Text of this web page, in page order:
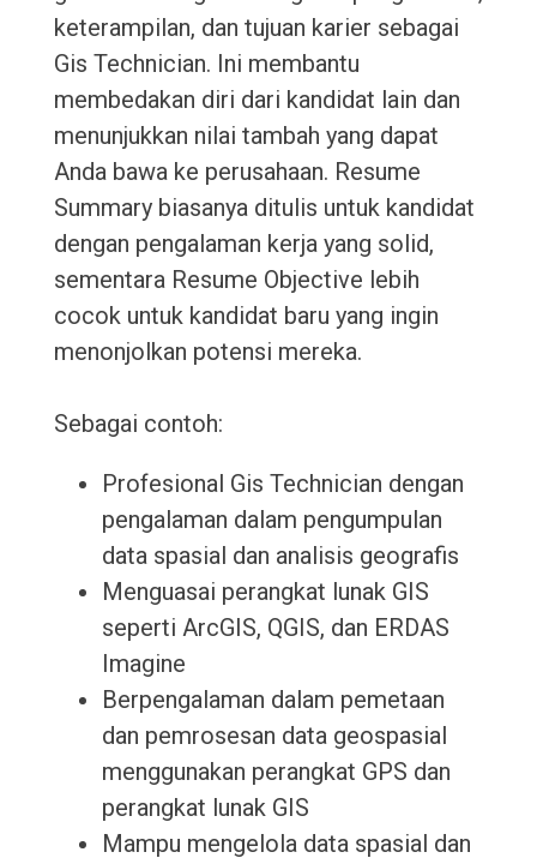
keterampilan, dan tujuan karier sebagai
Gis Technician. Ini membantu
membedakan diri dari kandidat lain dan
menunjukkan nilai tambah yang dapat
Anda bawa ke perusahaan. Resume
Summary biasanya ditulis untuk kandidat
dengan pengalaman kerja yang solid,
sementara Resume Objective lebih
cocok untuk kandidat baru yang ingin
menonjolkan potensi mereka.
Sebagai contoh:
Profesional Gis Technician dengan
pengalaman dalam pengumpulan
data spasial dan analisis geografis
Menguasai perangkat lunak GIS
seperti ArcGIS, QGIS, dan ERDAS
Imagine
Berpengalaman dalam pemetaan
dan pemrosesan data geospasial
menggunakan perangkat GPS dan
perangkat lunak GIS
Mampu mengelola data spasial dan